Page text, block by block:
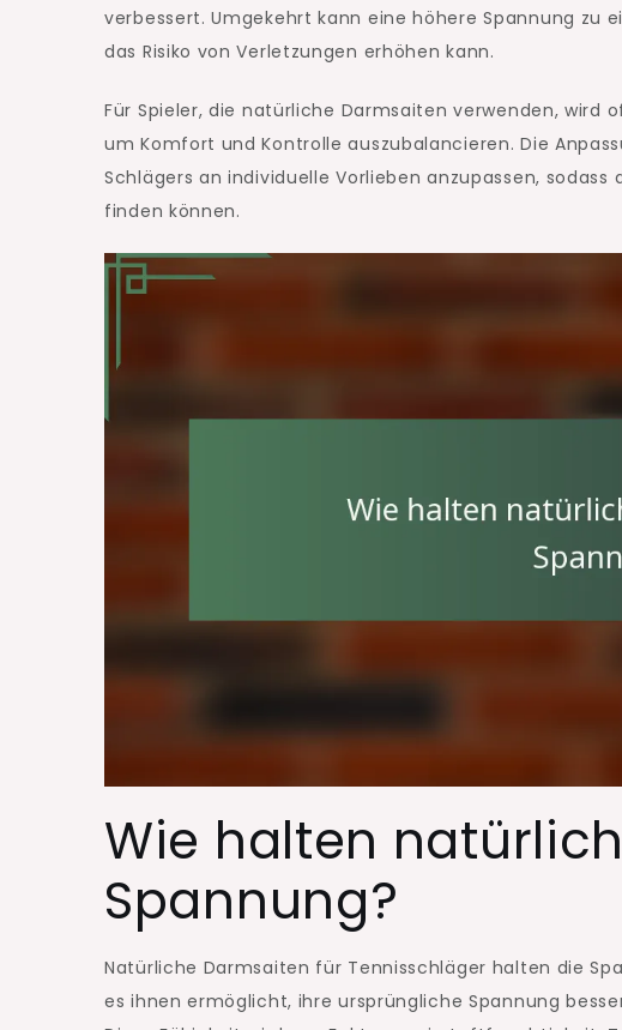
verbessert. Umgekehrt kann eine höhere Spannung
das Risiko von Verletzungen erhöhen kann.
Für Spieler, die natürliche Darmsaiten verwenden, wird
um Komfort und Kontrolle auszubalancieren. Die
Schlägers an individuelle Vorlieben anzupassen,
finden können.
Wie halten
Spannung?
Natürliche Darmsaiten für Tennisschläger halten die
es ihnen ermöglicht, ihre ursprüngliche Spannung